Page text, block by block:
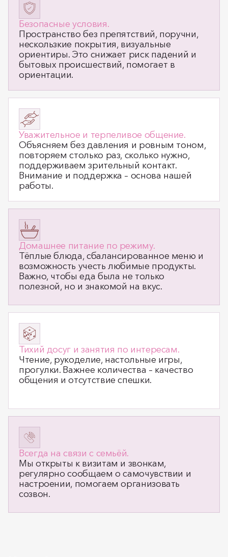
Безопасные условия.
Пространство без препятствий, поручни,
нескользкие покрытия, визуальные
ориентиры. Это снижает риск падений и
бытовых происшествий, помогает в
ориентации.
Уважительное и терпеливое общение.
Объясняем без давления и ровным тоном,
повторяем столько раз, сколько нужно,
поддерживаем зрительный контакт.
Внимание и поддержка – основа нашей
работы.
Домашнее питание по режиму.
Тёплые блюда, сбалансированное меню и
возможность учесть любимые продукты.
Важно, чтобы еда была не только
полезной, но и знакомой на вкус.
Тихий досуг и занятия по интересам.
Чтение, рукоделие, настольные игры,
прогулки. Важнее количества – качество
общения и отсутствие спешки.
Всегда на связи с семьёй.
Мы открыты к визитам и звонкам,
регулярно сообщаем о самочувствии и
настроении, помогаем организовать
созвон.